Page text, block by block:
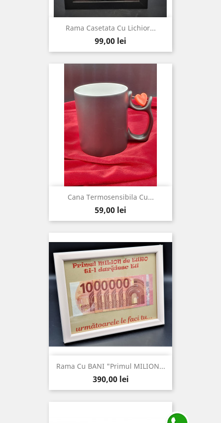
Rama Casetata Cu Lichior...
Pret
99,00 lei
Cana Termosensibila Cu...
Pret
59,00 lei
Rama Cu BANI "Primul MILION...
Pret
390,00 lei